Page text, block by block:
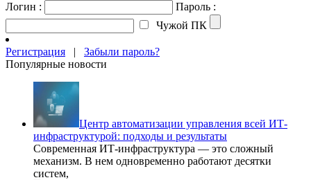
Логин :
Пароль :
Чужой ПК
Регистрация | Забыли пароль?
Популярные новости
Центр автоматизации управления всей ИТ-
инфраструктурой: подходы и результаты
Современная ИТ-инфраструктура — это сложный
механизм. В нем одновременно работают десятки
систем,